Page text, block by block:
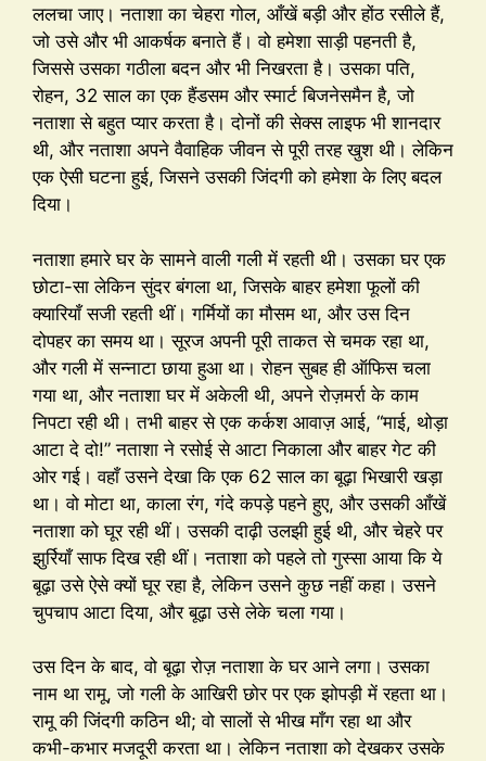
ललचा जाए। नताशा का चेहरा गोल, आँखें बड़ी और होंठ रसीले हैं,
जो उसे और भी आकर्षक बनाते हैं। वो हमेशा साड़ी पहनती है,
जिससे उसका गठीला बदन और भी निखरता है। उसका पति,
रोहन, 32 साल का एक हैंडसम और स्मार्ट बिजनेसमैन है, जो
नताशा से बहुत प्यार करता है। दोनों की सेक्स लाइफ भी शानदार
थी, और नताशा अपने वैवाहिक जीवन से पूरी तरह खुश थी। लेकिन
एक ऐसी घटना हुई, जिसने उसकी जिंदगी को हमेशा के लिए बदल
दिया।
नताशा हमारे घर के सामने वाली गली में रहती थी। उसका घर एक
छोटा-सा लेकिन सुंदर बंगला था, जिसके बाहर हमेशा फूलों की
क्यारियाँ सजी रहती थीं। गर्मियों का मौसम था, और उस दिन
दोपहर का समय था। सूरज अपनी पूरी ताकत से चमक रहा था,
और गली में सन्नाटा छाया हुआ था। रोहन सुबह ही ऑफिस चला
गया था, और नताशा घर में अकेली थी, अपने रोज़मर्रा के काम
निपटा रही थी। तभी बाहर से एक कर्कश आवाज़ आई, “माई, थोड़ा
आटा दे दो!” नताशा ने रसोई से आटा निकाला और बाहर गेट की
ओर गई। वहाँ उसने देखा कि एक 62 साल का बूढ़ा भिखारी खड़ा
था। वो मोटा था, काला रंग, गंदे कपड़े पहने हुए, और उसकी आँखें
नताशा को घूर रही थीं। उसकी दाढ़ी उलझी हुई थी, और चेहरे पर
झुर्रियाँ साफ दिख रही थीं। नताशा को पहले तो गुस्सा आया कि ये
बूढ़ा उसे ऐसे क्यों घूर रहा है, लेकिन उसने कुछ नहीं कहा। उसने
चुपचाप आटा दिया, और बूढ़ा उसे लेके चला गया।
उस दिन के बाद, वो बूढ़ा रोज़ नताशा के घर आने लगा। उसका
नाम था रामू, जो गली के आखिरी छोर पर एक झोपड़ी में रहता था।
रामू की जिंदगी कठिन थी; वो सालों से भीख माँग रहा था और
कभी-कभार मजदूरी करता था। लेकिन नताशा को देखकर उसके